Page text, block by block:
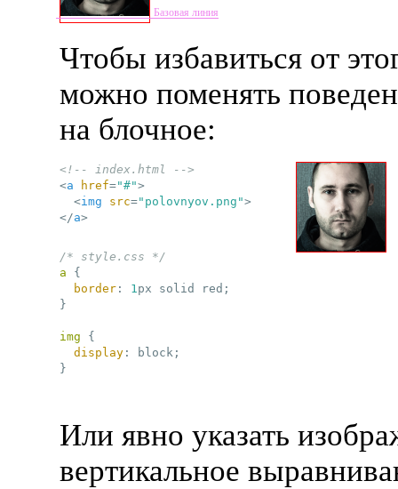
Чтобы избавиться от
можно поменять
на блочное:
<!-- index.html -->
<a href="#">
<img src="polovnyov.png">
</a>
/* style.css */
a
{
border : 1px solid red ;
}
img
{
display : block ;
}
Или явно указать
вертикальное